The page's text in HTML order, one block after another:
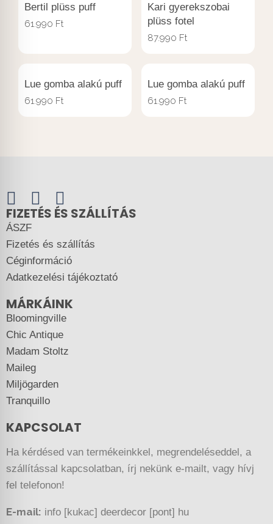
Bertil plüss puff
61.990 Ft
Kari gyerekszobai
plüss fotel
87.990 Ft
Lue gomba alakú puff
61.990 Ft
Lue gomba alakú puff
61.990 Ft
FIZETÉS ÉS SZÁLLÍTÁS
ÁSZF
Fizetés és szállítás
Céginformáció
Adatkezelési tájékoztató
MÁRKÁINK
Bloomingville
Chic Antique
Madam Stoltz
Maileg
Miljögarden
Tranquillo
KAPCSOLAT
Ha kérdésed van termékeinkkel, megrendeléseddel, a
szállítással kapcsolatban, írj nekünk e-mailt, vagy hívj
fel telefonon!
E-mail: info [kukac] deerdecor [pont] hu